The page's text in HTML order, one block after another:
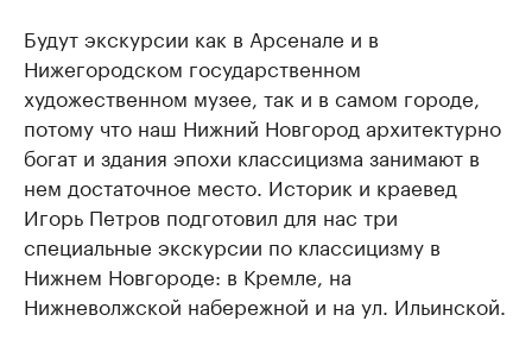
Будут экскурсии как в Арсенале и в
Нижегородском государственном
художественном музее, так и в самом городе,
потому что наш Нижний Новгород архитектурно
богат и здания эпохи классицизма занимают в
нем достаточное место. Историк и краевед
Игорь Петров подготовил для нас три
специальные экскурсии по классицизму в
Нижнем Новгороде: в Кремле, на
Нижневолжской набережной и на ул. Ильинской.